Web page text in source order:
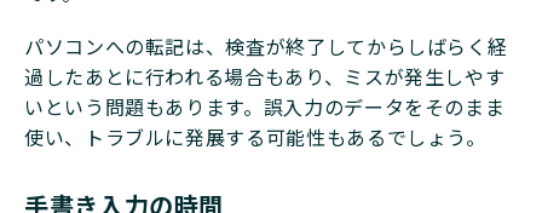
パソコンへの転記は、検査が終了してからしばらく経
過したあとに行われる場合もあり、ミスが発生しやす
いという問題もあります。誤入力のデータをそのまま
使い、トラブルに発展する可能性もあるでしょう。
手書き入力の時間